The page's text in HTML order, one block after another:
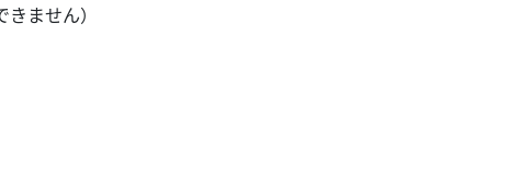
きません）